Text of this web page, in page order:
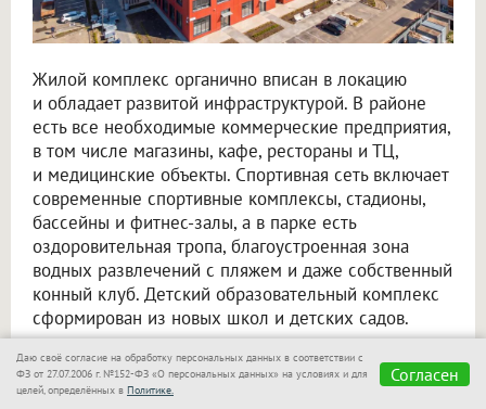
Жилой комплекс органично вписан в локацию
и обладает развитой инфраструктурой. В районе
есть все необходимые коммерческие предприятия,
в том числе магазины, кафе, рестораны и ТЦ,
и медицинские объекты. Спортивная сеть включает
современные спортивные комплексы, стадионы,
бассейны и фитнес-залы, а в парке есть
оздоровительная тропа, благоустроенная зона
водных развлечений с пляжем и даже собственный
конный клуб. Детский образовательный комплекс
сформирован из новых школ и детских садов.
Инфраструктура для жизни соседствует
с передовыми научно-техническими центрами,
Даю своё согласие на обработку персональных данных в соответствии с
ФЗ от 27.07.2006 г. №152-ФЗ «О персональных данных» на условиях и для
целей, определённых в Политике.
Согласен